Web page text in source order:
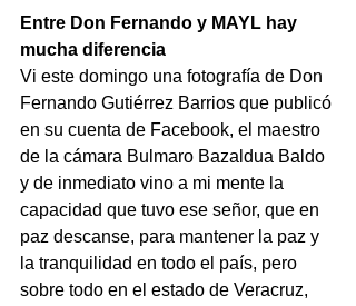
Entre Don Fernando y MAYL hay
mucha diferencia
Vi este domingo una fotografía de Don
Fernando Gutiérrez Barrios que publicó
en su cuenta de Facebook, el maestro
de la cámara Bulmaro Bazaldua Baldo
y de inmediato vino a mi mente la
capacidad que tuvo ese señor, que en
paz descanse, para mantener la paz y
la tranquilidad en todo el país, pero
sobre todo en el estado de Veracruz,